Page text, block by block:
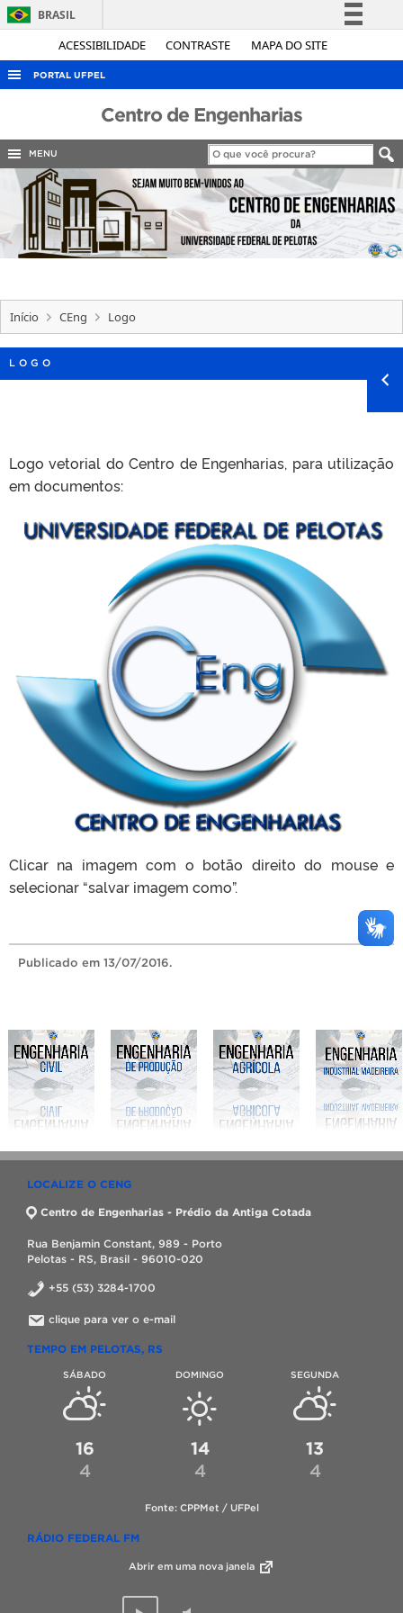
ACESSIBILIDADE CONTRASTE MAPA DO SITE
BRASIL
Simplifique!
Acesso à informação
Legislação
Canais
PORTAL UFPEL
COBALTO
CONCURSOS
EDITAIS
INTERNACIONAL
PORTARIAS
TELEFONES
Centro de Engenharias
MENU
Início CEng Logo
LOGO
Logo vetorial do Centro de Engenharias, para utilização
em documentos:
Clicar na imagem com o botão direito do mouse e
selecionar “salvar imagem como”.
Publicado em 13/07/2016.
LOCALIZE O CENG
Centro de Engenharias - Prédio da Antiga Cotada
Rua Benjamin Constant, 989 - Porto
Pelotas - RS, Brasil - 96010-020
+55 (53) 3284-1700
clique para ver o e-mail
TEMPO EM PELOTAS, RS
SÁBADO
16
4
DOMINGO
14
4
SEGUNDA
13
4
Fonte: CPPMet / UFPel
RÁDIO FEDERAL FM
Abrir em uma nova janela